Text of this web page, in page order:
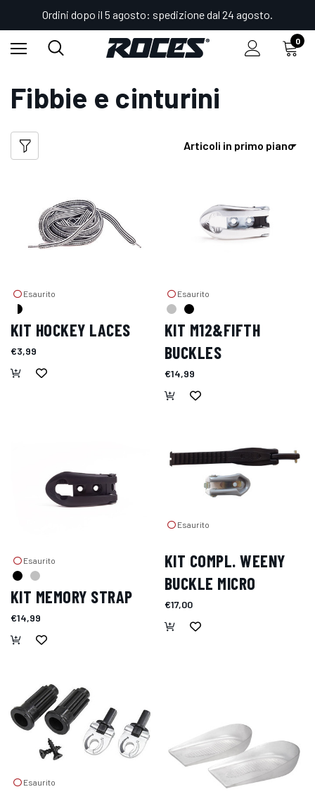
Ordini dopo il 5 agosto: spedizione dal 24 agosto.
0
Shop Accessori Fibbie e cinturini
Fibbie e cinturini
Esaurito
KIT HOCKEY LACES
€3,99
Esaurito
KIT M12&FIFTH
BUCKLES
€14,99
Esaurito
KIT MEMORY STRAP
€14,99
Esaurito
KIT COMPL. WEENY
BUCKLE MICRO
€17,00
Esaurito